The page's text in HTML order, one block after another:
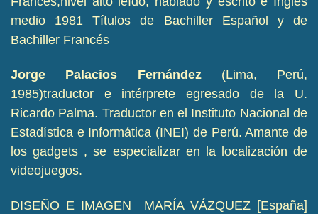
medio 1981 Títulos de Bachiller Español y de
Bachiller Francés
Jorge Palacios Fernández(Lima, Perú,
1985)traductor e intérprete egresado de la U.
Ricardo Palma. Traductor en el Instituto Nacional de
Estadística e Informática (INEI) de Perú. Amante de
los gadgets , se especializar en la localización de
videojuegos.
DISEÑO E IMAGEN MARÍA VÁZQUEZ [España]